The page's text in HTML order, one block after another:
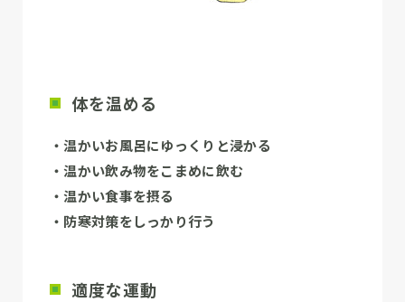
体を温める
・温かいお風呂にゆっくりと浸かる
・温かい飲み物をこまめに飲む
・温かい食事を摂る
・防寒対策をしっかり行う
適度な運動